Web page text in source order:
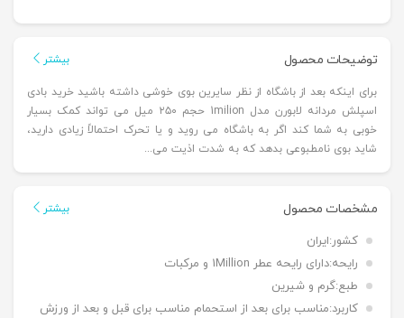
توضیحات محصول بیشتر
برای اینکه بعد از باشگاه از نظر سایرین بوی خوشی داشته باشید خرید بادی
اسپلش مردانه لابورن مدل 1milion حجم ۲۵۰ میل می تواند کمک بسیار
خوبی به شما کند اگر به باشگاه می روید و یا تحرک احتمالاً زیادی دارید،
شاید بوی نامطبوعی بدهد که به شدت اذیت می...
مشخصات محصول بیشتر
کشور:ایران
رایحه:دارای رایحه عطر 1Million و مرکبات
طبع:گرم و شیرین
کاربرد:مناسب برای بعد از استحمام مناسب برای قبل و بعد از ورزش